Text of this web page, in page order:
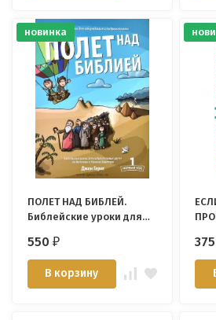
новинка
ПОЛЕТ НАД БИБЛЕЙ.
Библейские уроки для
Ветхому и Новому
заветам. Джон Гериг
550₽
В корзину